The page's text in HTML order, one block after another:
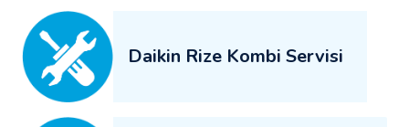
Daikin Rize Kombi Servisi